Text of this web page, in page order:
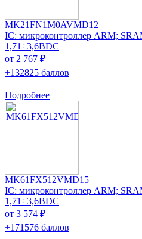
MK21FN1M0AVMD12
IC: микроконтроллер ARM;
1,71÷3,6ВDC
от 2 767 ₽
+132825 баллов
Подробнее
MK61FX512VMD15
IC: микроконтроллер ARM;
1,71÷3,6ВDC
от 3 574 ₽
+171576 баллов